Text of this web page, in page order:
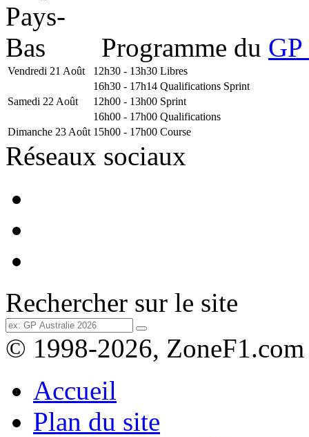
Programme du
Vendredi 21 Août 12h30 - 13h30 Libres
16h30 - 17h14 Qualifications Sprint
Samedi 22 Août
12h00 - 13h00 Sprint
16h00 - 17h00 Qualifications
Dimanche 23 Août 15h00 - 17h00 Course
Réseaux sociaux
Rechercher sur le site
© 1998-2026, ZoneF1.com
Accueil
Plan du site